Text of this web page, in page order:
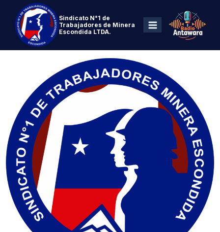
Sindicato N°1 de
Trabajadores de Minera
Escondida LTDA.